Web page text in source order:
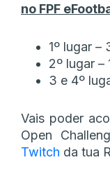
no FPF
1º lugar –
2º lugar –
3 e 4º
Vais poder
Open
Twitch da tua